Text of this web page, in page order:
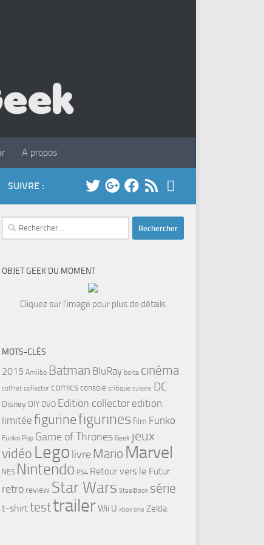
A propos
SUIVRE :
Rechercher :
OBJET GEEK DU MOMENT
Cliquez sur l'image pour plus de détails
MOTS-CLÉS
2015 Amiibo Batman BluRay boite cinéma
coffret collector comics console critique cuisine DC
Disney DIY DVD Edition collector edition
limitée figurinefigurines film Funko
Funko Pop Game of Thrones Geek jeux
vidéo Lego livre Mario Marvel
NES Nintendo PS4 Retour vers le Futur
retro review Star Wars SteelBook série
t-shirttesttrailerWii U xbox one Zelda